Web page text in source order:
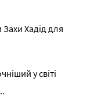
Захи Хадід для
у світі